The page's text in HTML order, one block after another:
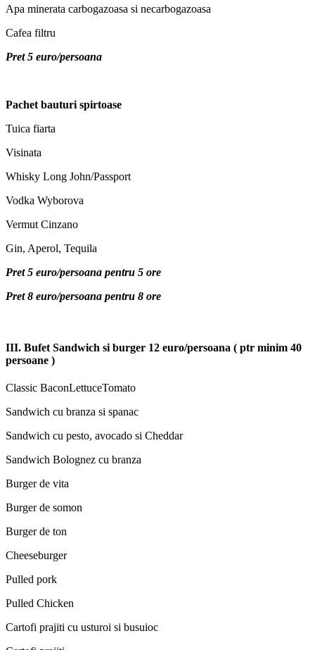
Apa minerata carbogazoasa si necarbogazoasa
Cafea filtru
Pret 5 euro/persoana
Pachet bauturi spirtoase
Tuica fiarta
Visinata
Whisky Long John/Passport
Vodka Wyborova
Vermut Cinzano
Gin, Aperol, Tequila
Pret 5 euro/persoana pentru 5 ore
Pret 8 euro/persoana pentru 8 ore
III. Bufet Sandwich si burger 12 euro/persoana ( ptr minim 40
persoane )
Classic BaconLettuceTomato
Sandwich cu branza si spanac
Sandwich cu pesto, avocado si Cheddar
Sandwich Bolognez cu branza
Burger de vita
Burger de somon
Burger de ton
Cheeseburger
Pulled pork
Pulled Chicken
Cartofi prajiti cu usturoi si busuioc